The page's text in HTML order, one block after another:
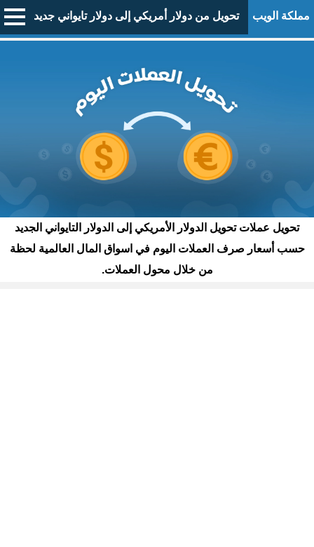
مملكة الويب تحويل من دولار أمريكي إلى دولار تايواني جديد
تحويل عملات تحويل الدولار الأمريكي إلى الدولار التايواني الجديد
حسب أسعار صرف العملات اليوم في اسواق المال العالمية لحظة
من خلال محول العملات.